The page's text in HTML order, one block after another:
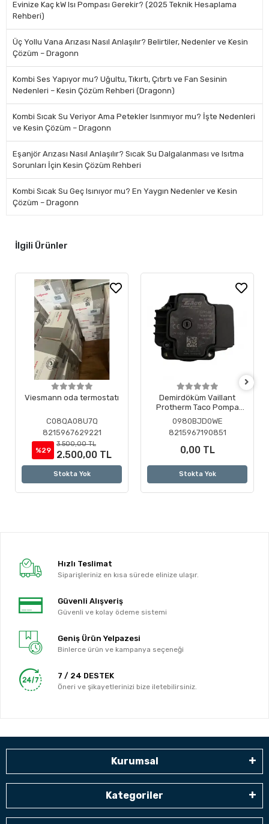
Evinize Kaç kW Isı Pompası Gerekir? (2025 Teknik Hesaplama
Rehberi)
Üç Yollu Vana Arızası Nasıl Anlaşılır? Belirtiler, Nedenler ve Kesin
Çözüm – Dragonn
Kombi Ses Yapıyor mu? Uğultu, Tıkırtı, Çıtırtı ve Fan Sesinin
Nedenleri – Kesin Çözüm Rehberi (Dragonn)
Kombi Sıcak Su Veriyor Ama Petekler Isınmıyor mu? İşte Nedenleri
ve Kesin Çözüm – Dragonn
Eşanjör Arızası Nasıl Anlaşılır? Sıcak Su Dalgalanması ve Isıtma
Sorunları İçin Kesin Çözüm Rehberi
Kombi Sıcak Su Geç Isınıyor mu? En Yaygın Nedenler ve Kesin
Çözüm – Dragonn
İlgili Ürünler
Viesmann oda termostatı
C08QA08U7Q
8215967629221
%29
3.500,00 TL
2.500,00 TL
Stokta Yok
Demirdöküm Vaillant
Protherm Taco Pompa
Motoru ( Revizyonlu )
0980BJD0WE
8215967190851
0,00 TL
Stokta Yok
Hızlı Teslimat
Siparişleriniz en kısa sürede elinize ulaşır.
Güvenli Alışveriş
Güvenli ve kolay ödeme sistemi
Geniş Ürün Yelpazesi
Binlerce ürün ve kampanya seçeneği
7 / 24 DESTEK
Öneri ve şikayetlerinizi bize iletebilirsiniz.
Kurumsal
Kategoriler